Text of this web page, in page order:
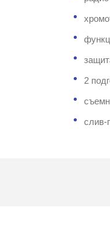
2
слив-